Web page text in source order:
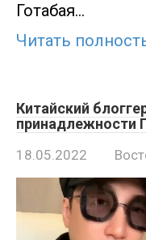
Готабая…
Читать
Китайский
принадлежности
18.05.2022